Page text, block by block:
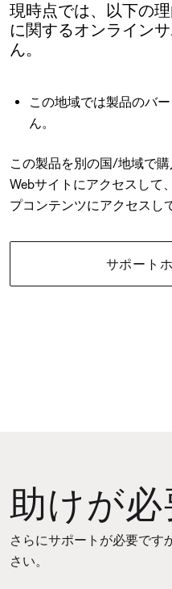
現時点では、以下の
に関するオンライン
ん。
この地域では製品のバ
ん。
この製品を別の国/地域で
Webサイトにアクセスして
プコンテンツにアクセスし
サポート
助けが
さらにサポートが必要です
さい。